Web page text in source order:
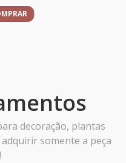
decoração, plantas
somente a peça